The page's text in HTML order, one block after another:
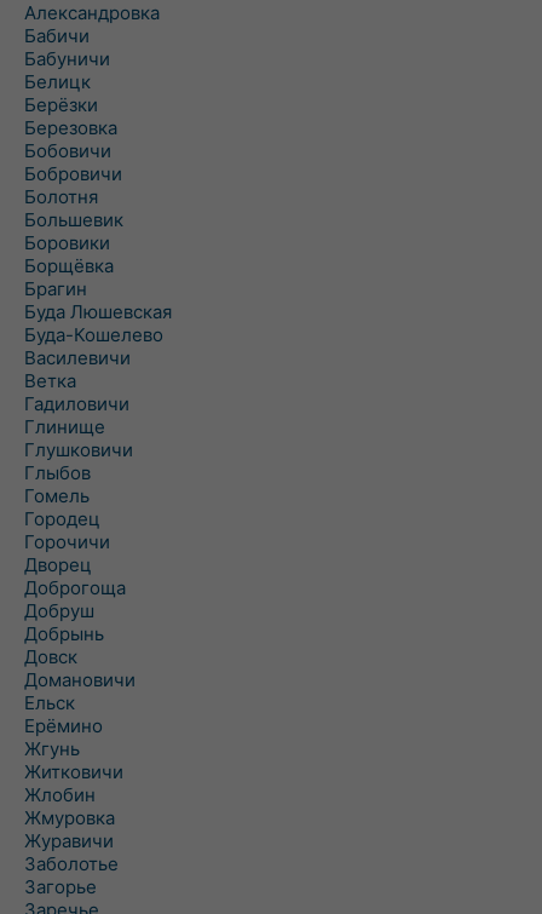
Александровка
Бабичи
Бабуничи
Белицк
Берёзки
Березовка
Бобовичи
Бобровичи
Болотня
Большевик
Боровики
Борщёвка
Брагин
Буда Люшевская
Буда-Кошелево
Василевичи
Ветка
Гадиловичи
Глинище
Глушковичи
Глыбов
Гомель
Городец
Горочичи
Дворец
Доброгоща
Добруш
Добрынь
Довск
Домановичи
Ельск
Ерёмино
Жгунь
Житковичи
Жлобин
Жмуровка
Журавичи
Заболотье
Загорье